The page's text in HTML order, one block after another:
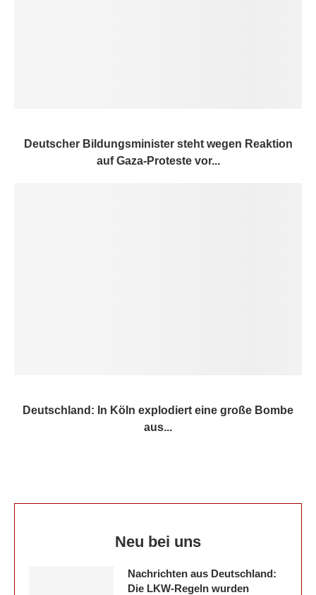
Deutscher Bildungsminister steht wegen Reaktion
auf Gaza-Proteste vor...
Deutschland: In Köln explodiert eine große Bombe
aus...
Neu bei uns
Nachrichten aus Deutschland:
Die LKW-Regeln wurden